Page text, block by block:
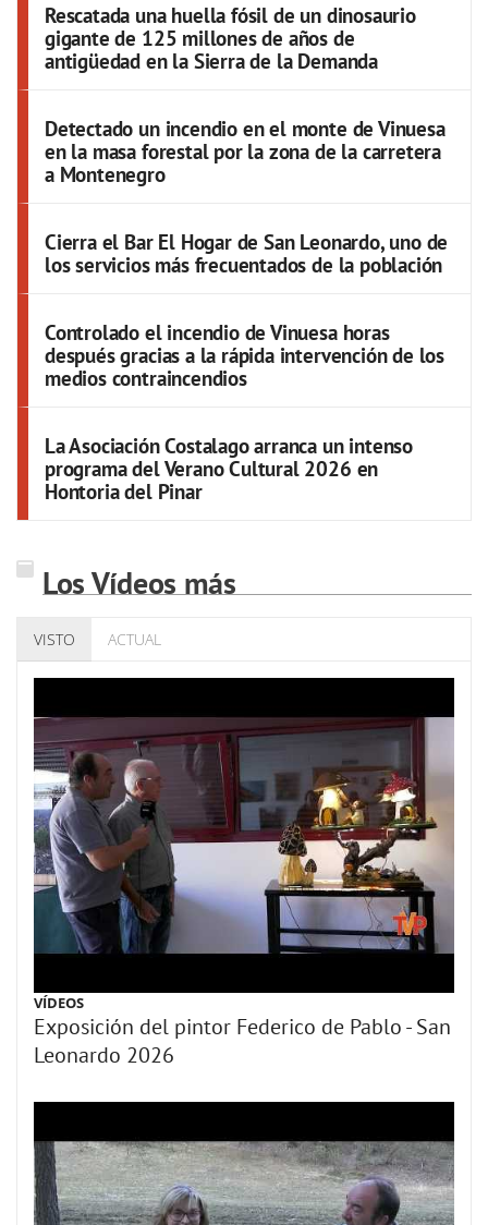
Rescatada una huella fósil de un dinosaurio
gigante de 125 millones de años de
antigüedad en la Sierra de la Demanda
Detectado un incendio en el monte de Vinuesa
en la masa forestal por la zona de la carretera
a Montenegro
Cierra el Bar El Hogar de San Leonardo, uno de
los servicios más frecuentados de la población
Controlado el incendio de Vinuesa horas
después gracias a la rápida intervención de los
medios contraincendios
La Asociación Costalago arranca un intenso
programa del Verano Cultural 2026 en
Hontoria del Pinar
Los Vídeos más
VISTO ACTUAL
VÍDEOS
Exposición del pintor Federico de Pablo - San
Leonardo 2026